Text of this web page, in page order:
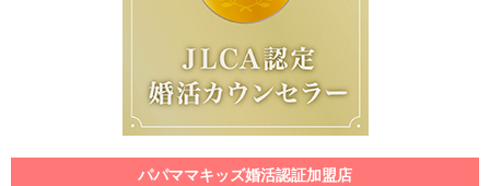
パパママキッズ婚活認証加盟店